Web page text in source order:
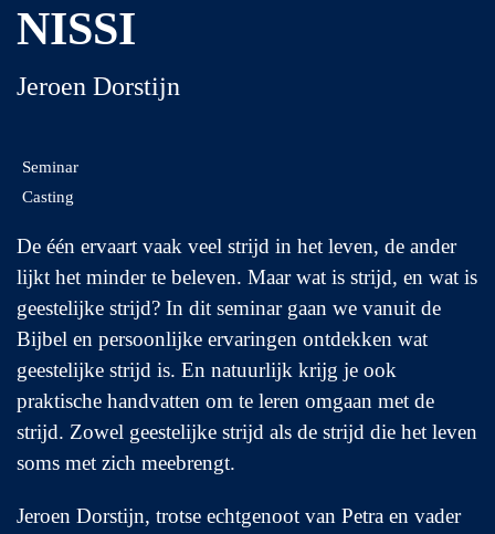
NISSI
Jeroen Dorstijn
Seminar
Casting
De één ervaart vaak veel strijd in het leven, de ander
lijkt het minder te beleven. Maar wat is strijd, en wat is
geestelijke strijd? In dit seminar gaan we vanuit de
Bijbel en persoonlijke ervaringen ontdekken wat
geestelijke strijd is. En natuurlijk krijg je ook
praktische handvatten om te leren omgaan met de
strijd. Zowel geestelijke strijd als de strijd die het leven
soms met zich meebrengt.
Jeroen Dorstijn, trotse echtgenoot van Petra en vader